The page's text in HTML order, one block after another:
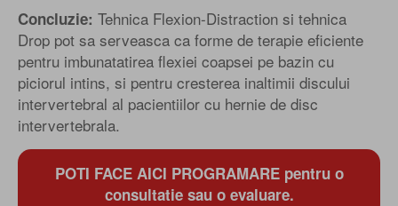
Concluzie: Tehnica Flexion-Distraction si tehnica
Drop pot sa serveasca ca forme de terapie eficiente
pentru imbunatatirea flexiei coapsei pe bazin cu
piciorul intins, si pentru cresterea inaltimii discului
intervertebral al pacientiilor cu hernie de disc
intervertebrala.
POTI FACE AICI PROGRAMARE pentru o
consultatie sau o evaluare.